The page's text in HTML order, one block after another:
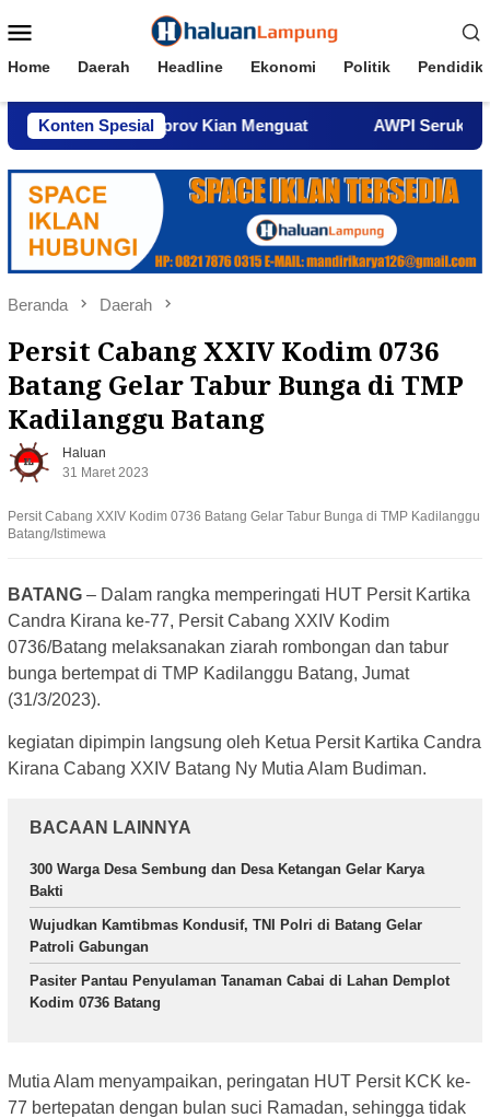
ke
Mobile
Home Daerah Headline Ekonomi Politik
Konten Spesial
Aset Pemprov Kian Menguat AWPI Serukan
Beranda Daerah
Persit Cabang XXIV Kodim 0736
Batang Gelar Tabur Bunga di TMP
Kadilanggu Batang
Haluan
31 Maret 2023
Persit Cabang XXIV Kodim 0736 Batang Gelar Tabur Bunga di TMP Kadilanggu
Batang/Istimewa
BATANG – Dalam rangka memperingati HUT Persit Kartika
Candra Kirana ke-77, Persit Cabang XXIV Kodim
0736/Batang melaksanakan ziarah rombongan dan tabur
bunga bertempat di TMP Kadilanggu Batang, Jumat
(31/3/2023).
kegiatan dipimpin langsung oleh Ketua Persit Kartika Candra
Kirana Cabang XXIV Batang Ny Mutia Alam Budiman.
BACAAN LAINNYA
300 Warga Desa Sembung dan Desa Ketangan Gelar Karya
Bakti
Wujudkan Kamtibmas Kondusif, TNI Polri di Batang Gelar
Patroli Gabungan
Pasiter Pantau Penyulaman Tanaman Cabai di Lahan Demplot
Kodim 0736 Batang
Mutia Alam menyampaikan, peringatan HUT Persit KCK ke-
77 bertepatan dengan bulan suci Ramadan, sehingga tidak